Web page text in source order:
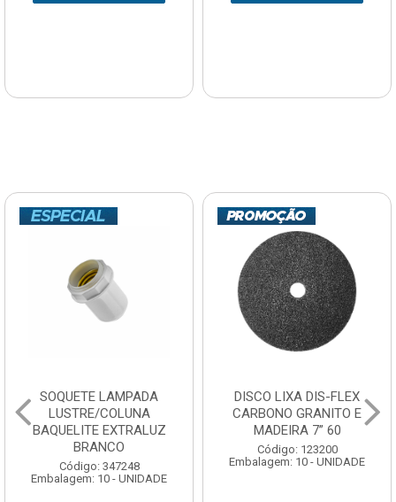
SOQUETE LAMPADA
LUSTRE/COLUNA
BAQUELITE EXTRALUZ
BRANCO
Código: 347248
Embalagem: 10 - UNIDADE
DISCO LIXA DIS-FLEX
CARBONO GRANITO E
MADEIRA 7” 60
Código: 123200
Embalagem: 10 - UNIDADE